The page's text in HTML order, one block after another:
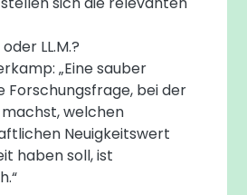
LL.M.?
„Eine sauber
Forschungsfrage, bei der
machst, welchen
Neuigkeitswert
haben soll, ist